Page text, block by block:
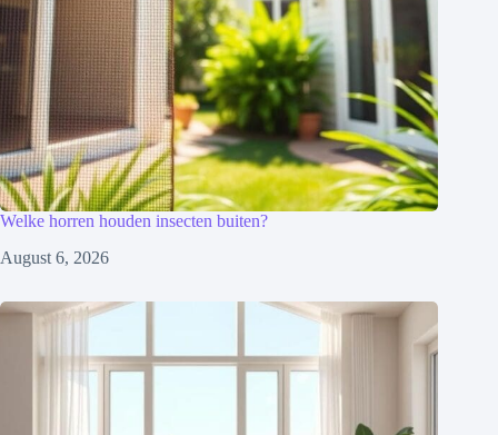
Welke horren houden insecten buiten?
August 6, 2026